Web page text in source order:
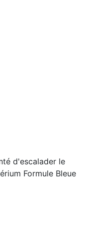
d'escalader le
Formule Bleue